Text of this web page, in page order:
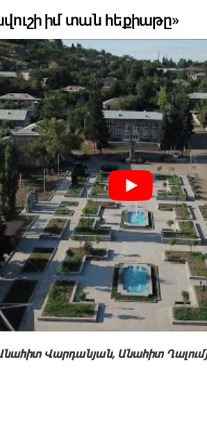
իմ տան հեքիաթը»
Վարդանյան, Անահիտ